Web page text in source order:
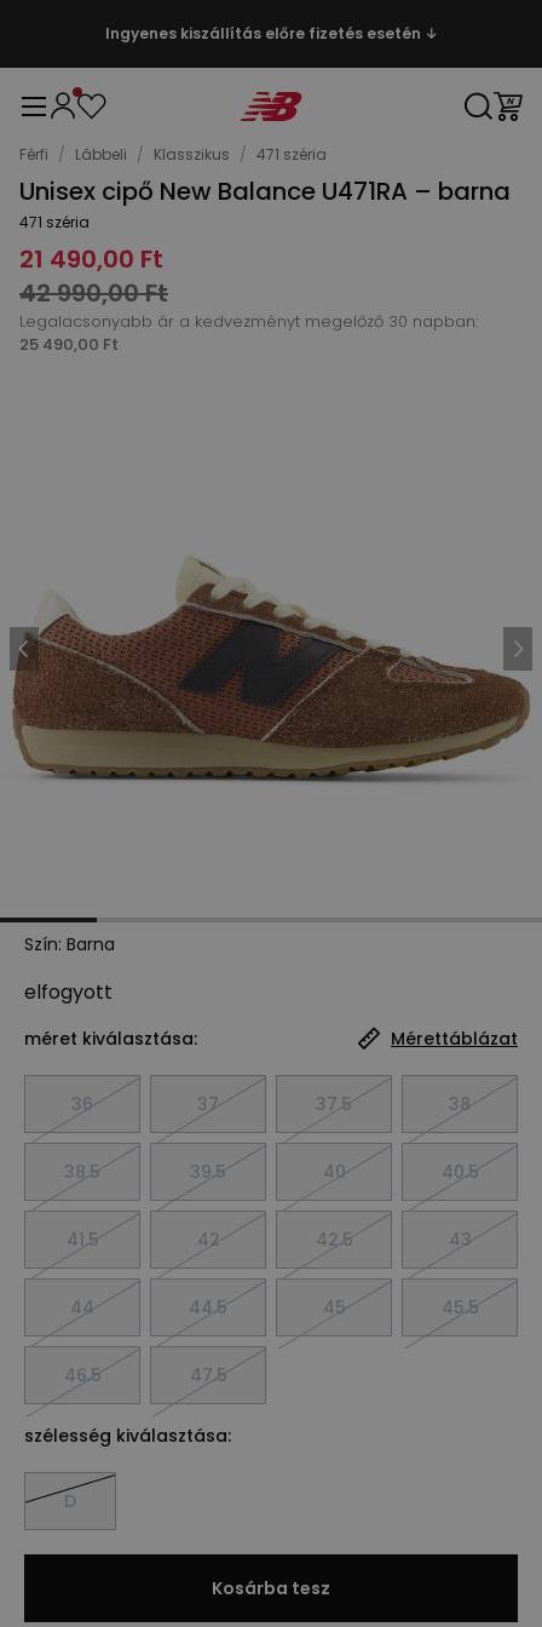
Ingyenes kiszállítás előre fizetés esetén ↓
Férfi / Lábbeli / Klasszikus / 471 széria
Unisex cipő New Balance U471RA – barna
471 széria
21 490,00 Ft
42 990,00 Ft
Legalacsonyabb ár a kedvezményt megelőző 30 napban:
25 490,00 Ft
Szín: Barna
elfogyott
méret kiválasztása: Mérettáblázat
36 37 37.5 38
38.5 39.5 40 40.5
41.5 42 42.5 43
44 44.5 45 45.5
46.5 47.5
szélesség kiválasztása:
D
Kosárba tesz